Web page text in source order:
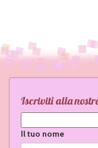
Iscriviti alla
Il tuo nome